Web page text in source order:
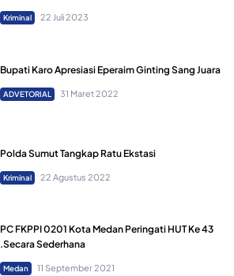
Kriminal 22 Juli 2023
Bupati Karo Apresiasi Eperaim Ginting Sang Juara
ADVETORIAL 31 Maret 2022
Polda Sumut Tangkap Ratu Ekstasi
Kriminal 22 Agustus 2022
PC FKPPI 0201 Kota Medan Peringati HUT Ke 43
.Secara Sederhana
Medan 11 September 2021